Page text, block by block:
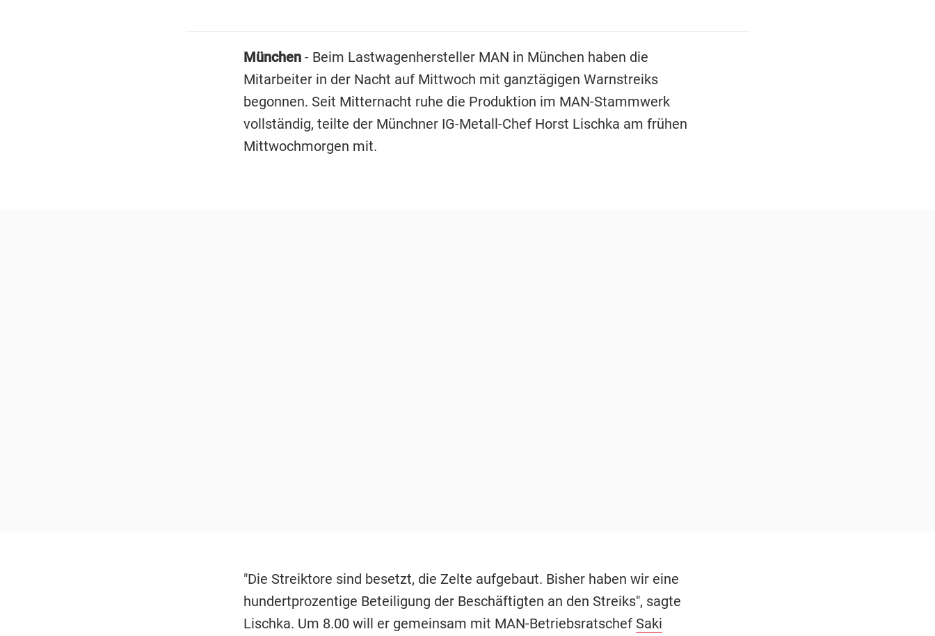
München- Beim Lastwagenhersteller MAN in München haben die
Mitarbeiter in der Nacht auf Mittwoch mit ganztägigen Warnstreiks
begonnen. Seit Mitternacht ruhe die Produktion im MAN-Stammwerk
vollständig, teilte der Münchner IG-Metall-Chef Horst Lischka am frühen
Mittwochmorgen mit.
"Die Streiktore sind besetzt, die Zelte aufgebaut. Bisher haben wir eine
hundertprozentige Beteiligung der Beschäftigten an den Streiks", sagte
Lischka. Um 8.00 will er gemeinsam mit MAN-Betriebsratschef Saki